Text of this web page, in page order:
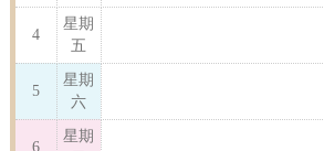
4
星期
五
5
星期
六
6
星期